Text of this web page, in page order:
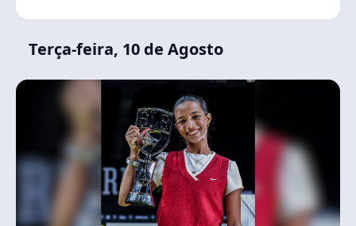
Terça-feira, 10 de Agosto